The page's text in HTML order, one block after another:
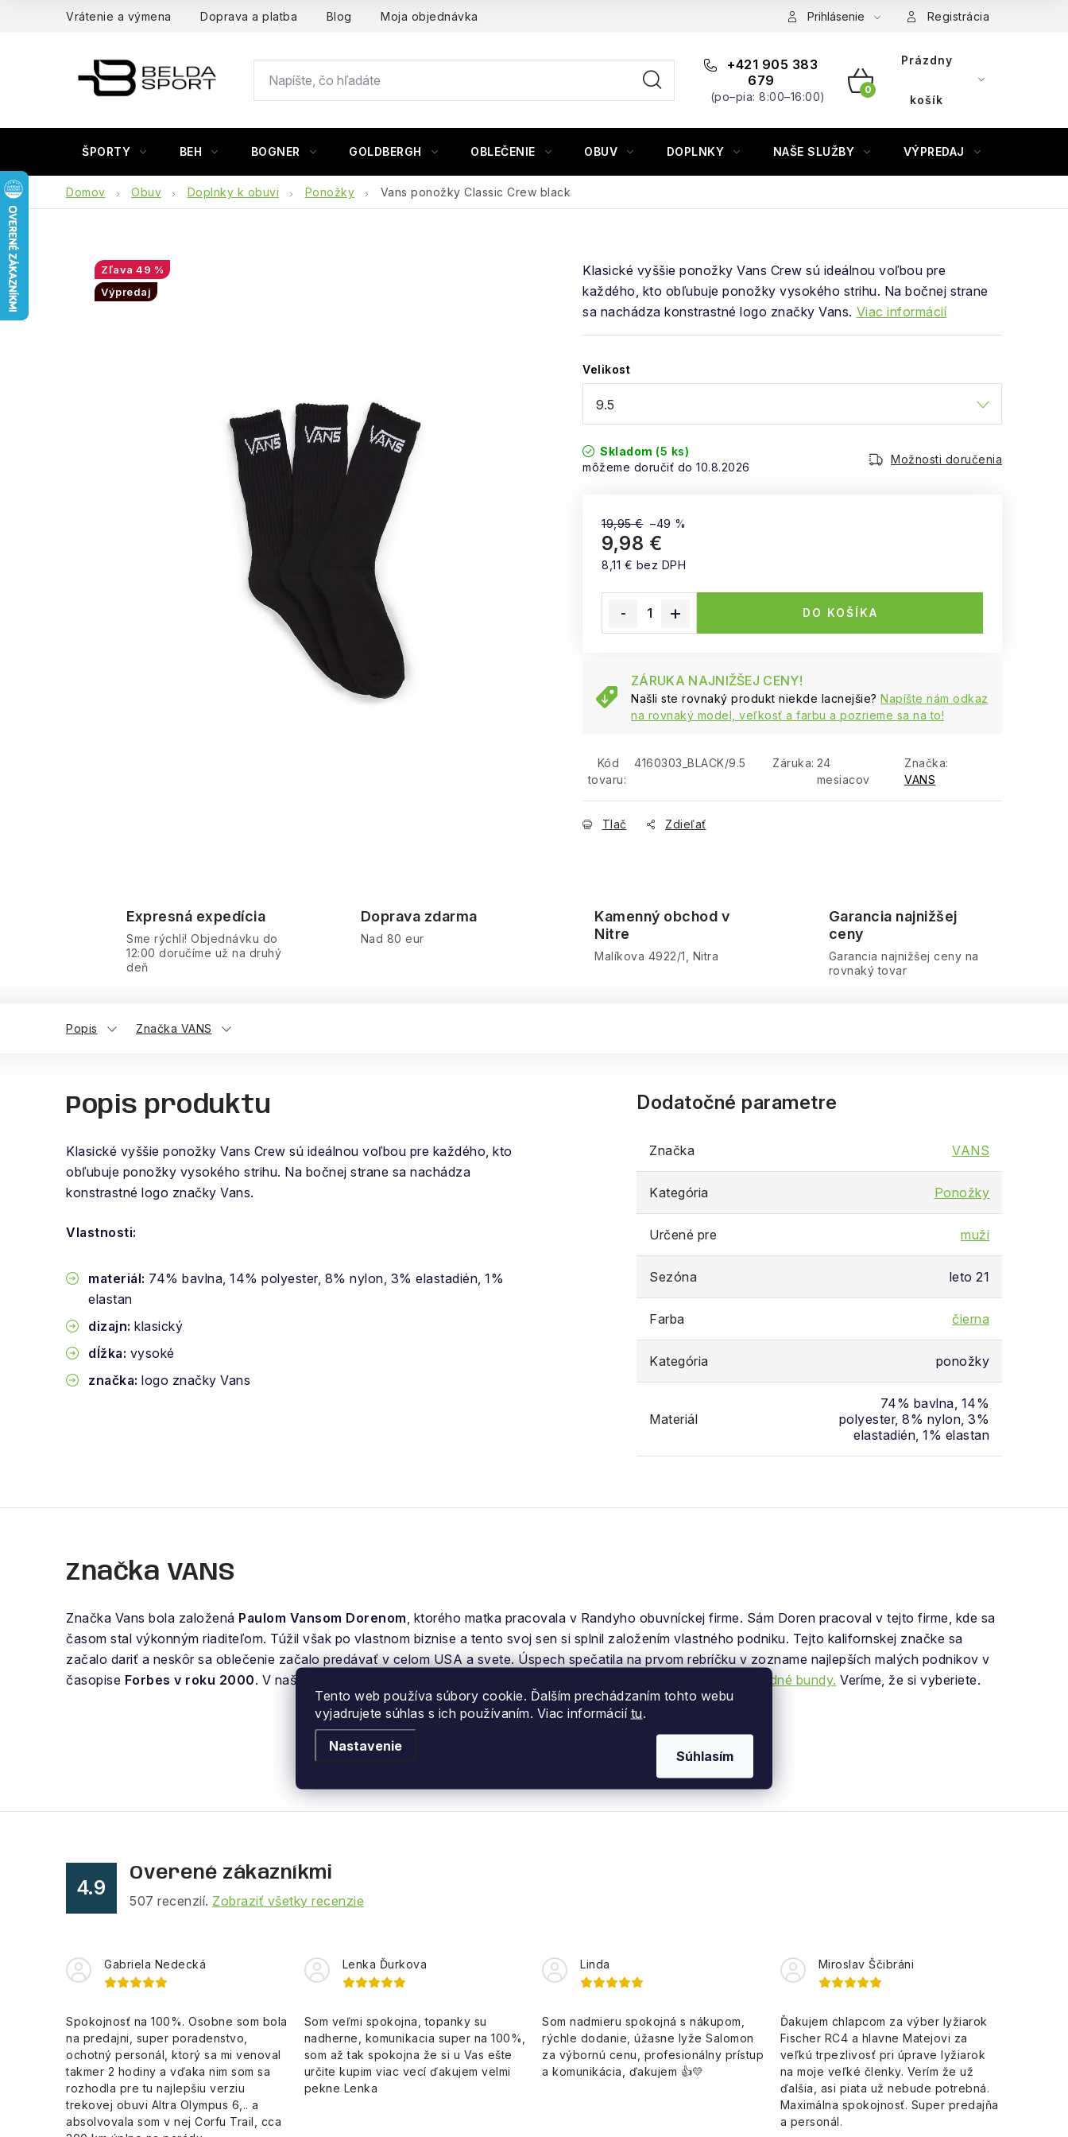
Tento web používa súbory cookie. Ďalším prechádzaním tohto webu
vyjadrujete súhlas s ich používaním. Viac informácií tu.
Nastavenie
Súhlasím
Vrátenie a výmena Doprava a platba Blog Moja objednávka Prihlásenie Registrácia
+421 905 383
679
(po–pia: 8:00–16:00) NÁKUPNÝ
Prázdny
košík
ŠPORTY BEH BOGNER GOLDBERGH OBLEČENIE OBUV DOPLNKY NAŠE SLUŽBY VÝPREDAJ
Domov Obuv Doplnky k obuvi Ponožky Vans ponožky Classic Crew black
Klasické vyššie ponožky Vans Crew sú ideálnou voľbou pre
každého, kto obľubuje ponožky vysokého strihu. Na bočnej strane
sa nachádza konstrastné logo značky Vans. Viac informácií
Velikost
Skladom (5 ks)
10.8.2026
Možnosti doručenia
19,95 € –49 %
9,98 €
8,11 € bez DPH
DO KOŠÍKA
ZÁRUKA NAJNIŽŠEJ CENY!
Našli ste rovnaký produkt niekde lacnejšie? Napíšte nám odkaz
na rovnaký model, veľkosť a farbu a pozrieme sa na to!
Kód
tovaru:
4160303_BLACK/9.5 Záruka: 24
mesiacov
Značka:
VANS
Tlač Zdieľať
49 %
Výpredaj
Expresná expedícia
Sme rýchli! Objednávku do
12:00 doručíme už na druhý
deň
Doprava zdarma
Nad 80 eur
Kamenný obchod v
Nitre
Malíkova 4922/1, Nitra
Garancia najnižšej
ceny
Garancia najnižšej ceny na
rovnaký tovar
Popis Značka VANS
Popis produktu
Klasické vyššie ponožky Vans Crew sú ideálnou voľbou pre každého, kto
obľubuje ponožky vysokého strihu. Na bočnej strane sa nachádza
konstrastné logo značky Vans.
Vlastnosti:
materiál: 74% bavlna, 14% polyester, 8% nylon, 3% elastadién, 1%
elastan
dizajn: klasický
dĺžka: vysoké
značka: logo značky Vans
Dodatočné parametre
Značka VANS
Kategória Ponožky
Určené pre muži
Sezóna leto 21
Farba čierna
Kategória ponožky
Materiál
74% bavlna, 14%
polyester, 8% nylon, 3%
elastadién, 1% elastan
Značka VANS
Značka Vans bola založená Paulom Vansom Dorenom, ktorého matka pracovala v Randyho obuvníckej firme. Sám Doren pracoval v tejto firme, kde sa
časom stal výkonným riaditeľom. Túžil však po vlastnom biznise a tento svoj sen si splnil založením vlastného podniku. Tejto kalifornskej značke sa
začalo dariť a neskôr sa oblečenie začalo predávať v celom USA a svete. Úspech spečatila na prvom rebríčku v zozname najlepších malých podnikov v
časopise Forbes v roku 2000. V našej ponuke nájdete prechodné bundy. Veríme, že si vyberiete.
4.9
Overené zákazníkmi
507 recenzií. Zobraziť všetky recenzie
Gabriela Nedecká
Spokojnosť na 100%. Osobne som bola
na predajni, super poradenstvo,
ochotný personál, ktorý sa mi venoval
takmer 2 hodiny a vďaka nim som sa
rozhodla pre tu najlepšiu verziu
trekovej obuvi Altra Olympus 6,.. a
absolvovala som v nej Corfu Trail, cca
Lenka Ďurkova
Som veľmi spokojna, topanky su
nadherne, komunikacia super na 100%,
som až tak spokojna že si u Vas ešte
určite kupim viac vecí ďakujem velmi
pekne Lenka
Linda
Som nadmieru spokojná s nákupom,
rýchle dodanie, úžasne lyže Salomon
za výbornú cenu, profesionálny prístup
a komunikácia, ďakujem 👍💛
Miroslav Ščibráni
Ďakujem chlapcom za výber lyžiarok
Fischer RC4 a hlavne Matejovi za
veľkú trpezlivosť pri úprave lyžiarok
na moje veľké členky. Verím že už
ďalšia, asi piata už nebude potrebná.
Maximálna spokojnosť. Super predajňa
a personál.